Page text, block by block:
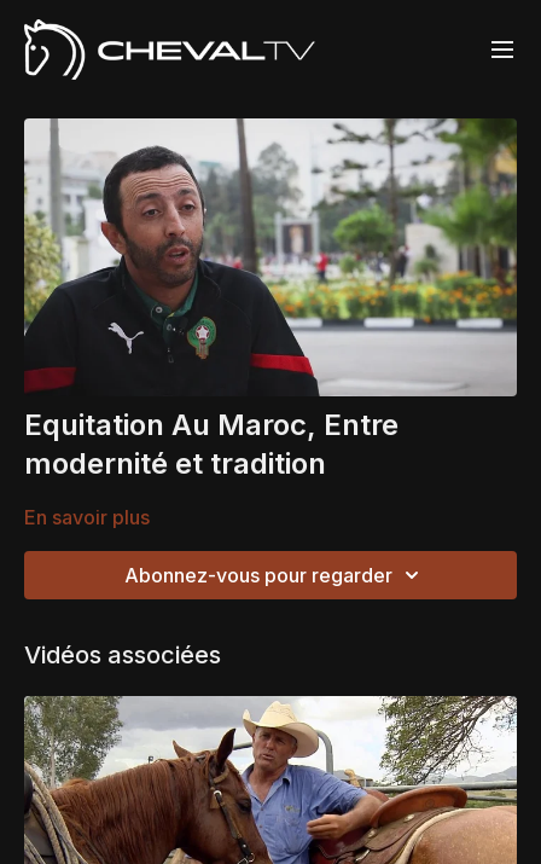
Equitation Au Maroc, Entre
modernité et tradition
En savoir plus
Abonnez-vous pour regarder
Vidéos associées